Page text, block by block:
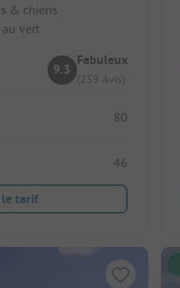
& chiens
vert
9.3
Fabuleux
(259 Avis)
80
46
tarif